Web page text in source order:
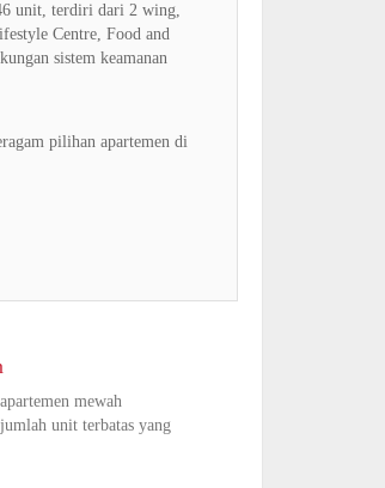
unit, terdiri dari 2 wing,
Centre, Food and
sistem keamanan
pilihan apartemen di
mewah
unit terbatas yang